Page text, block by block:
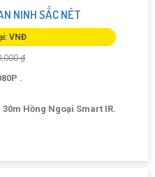
NINH SẮC NÉT
VNĐ
₫
.
Hồng Ngoại Smart IR.